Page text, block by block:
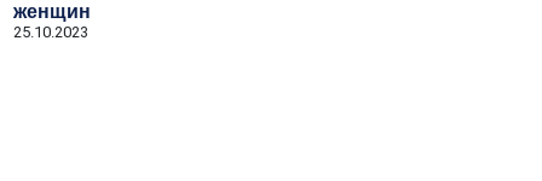
женщин
25.10.2023